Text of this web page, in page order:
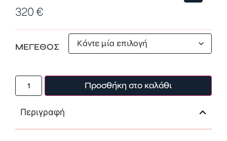
320€
ΜΕΓΕΘΟΣ
Προσθήκη στο καλάθι
Περιγραφή